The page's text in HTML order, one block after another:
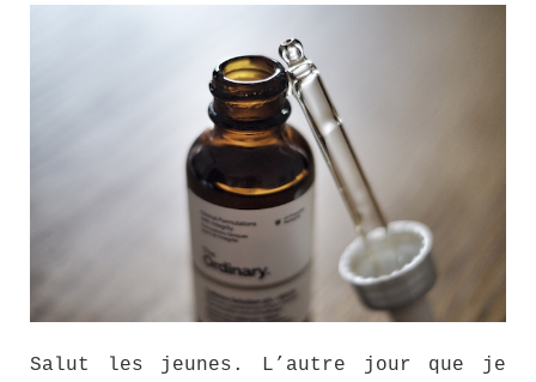
Salut les jeunes. L’autre jour que je